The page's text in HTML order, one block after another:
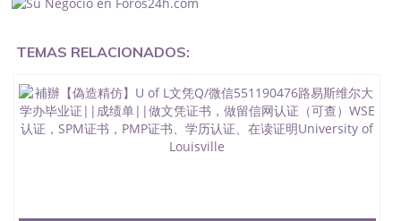
如何办理本科/硕士毕业证551190476网上买文凭可靠
作吗551190476怎么办理 外假毕业证551190476哪里
业证551190476留学生在哪里可以买假毕业证
551190476哪里可以办理加拿大毕业证551190476申
请学校办理假的毕业证成绩单可以吗551190476哪里
可以办理水印成绩单551190476哪里可以修改成绩单
TEMAS RELACIONADOS: